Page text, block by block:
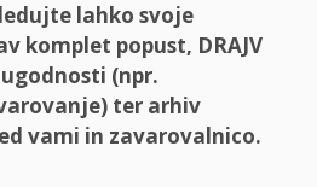
lahko svoje
komplet popust, DRAJV
(npr.
ter arhiv
vami in zavarovalnico.